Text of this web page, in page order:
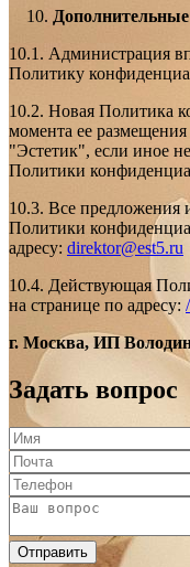
10.1. Администрация
Политику
10.2. Новая Политика
момента ее
"Эстетик", если иное
Политики
10.3. Все предложения
Политики
адресу: direktor@est5.ru
10.4. Действующая
на странице по адресу:
г. Москва, ИП
Задать вопрос
Отправить